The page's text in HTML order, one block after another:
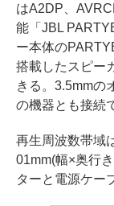
はA2DP、
能「JBL
ー本体の
搭載したスピー
きる。3.5mmの
の機器とも接続
再生周波数帯域
01mm(幅×奥行
ターと電源ケー